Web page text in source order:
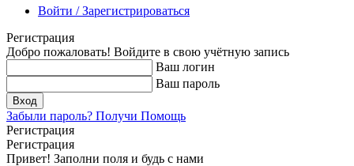
Войти / Зарегистрироваться
Регистрация
Добро пожаловать! Войдите в свою учётную запись
Ваш логин
Ваш пароль
Забыли пароль? Получи Помощь
Регистрация
Регистрация
Привет! Заполни поля и будь с нами